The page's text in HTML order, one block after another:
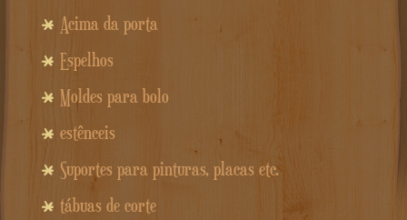
Acima da porta
Espelhos
Moldes para bolo
estênceis
Suportes para pinturas, placas etc.
tábuas de corte